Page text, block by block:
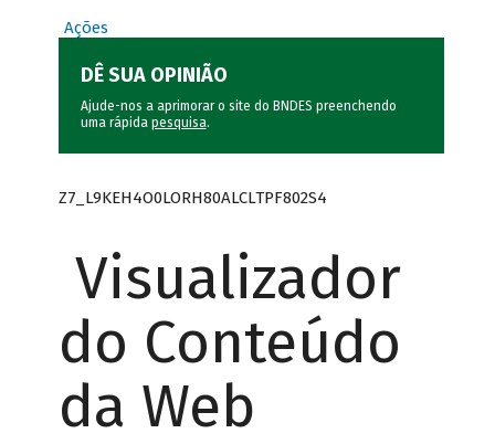
Ações
DÊ SUA OPINIÃO
Ajude-nos a aprimorar o site do BNDES preenchendo
uma rápida pesquisa.
Z7_L9KEH4O0LORH80ALCLTPF802S4
Visualizador
do Conteúdo
da Web